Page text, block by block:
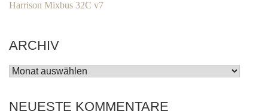
Harrison Mixbus 32C v7
ARCHIV
ARCHIV
NEUESTE KOMMENTARE